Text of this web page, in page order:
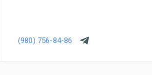
(980) 756-84-86